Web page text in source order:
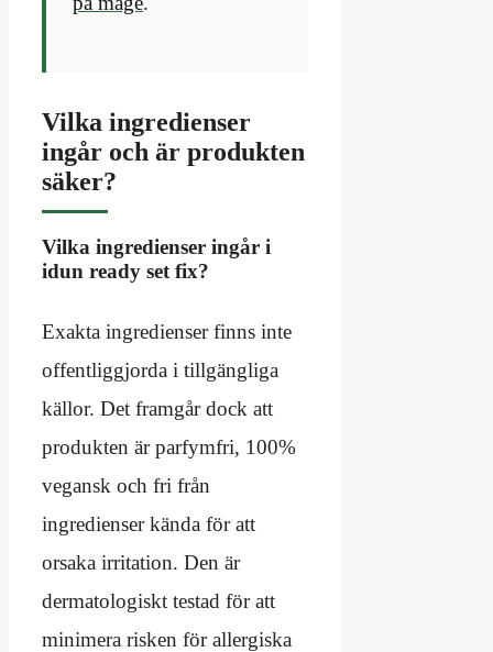
Vilka ingredienser
ingår och är produkten
säker?
Vilka ingredienser ingår i
idun ready set fix?
Exakta ingredienser finns inte
offentliggjorda i tillgängliga
källor. Det framgår dock att
produkten är parfymfri, 100%
vegansk och fri från
ingredienser kända för att
orsaka irritation. Den är
dermatologiskt testad för att
minimera risken för allergiska